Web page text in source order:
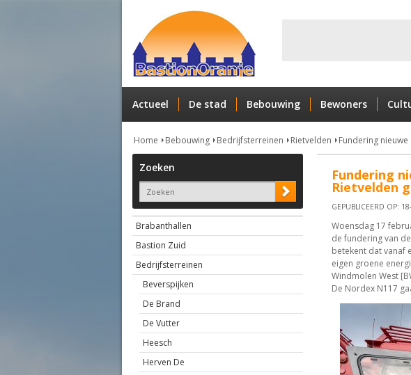
Actueel De stad Bebouwing Bewoners
Home Bebouwing Bedrijfsterreinen Rietvelden Fundering
Zoeken
Brabanthallen
Bastion Zuid
Bedrijfsterreinen
Beverspijken
De Brand
De Vutter
Heesch
Herven De
Fundering
Rietvelden
GEPUBLICEERD OP:
Woensdag 17
de fundering van
betekent dat vanaf
eigen groene
Windmolen West
De Nordex N117